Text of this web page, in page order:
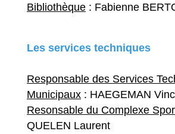
Bibliothèque : Fabienne
Les services techniques
Responsable des Services
Municipaux : HAEGEMAN
Resonsable du Complexe
QUELEN Laurent